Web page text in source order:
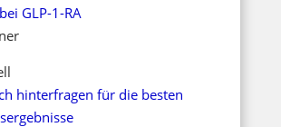
GLP-1-RA
hinterfragen für die besten